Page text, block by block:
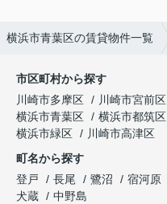
横浜市青葉区の賃貸物件一覧
市区町村から探す
川崎市多摩区
川崎市宮前区
横浜市青葉区
横浜市都筑区
横浜市緑区
川崎市高津区
町名から探す
登戸
長尾 鷺沼 宿河原
犬蔵
中野島